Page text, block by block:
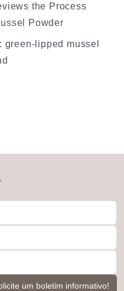
the Process
Powder
green-lipped mussel